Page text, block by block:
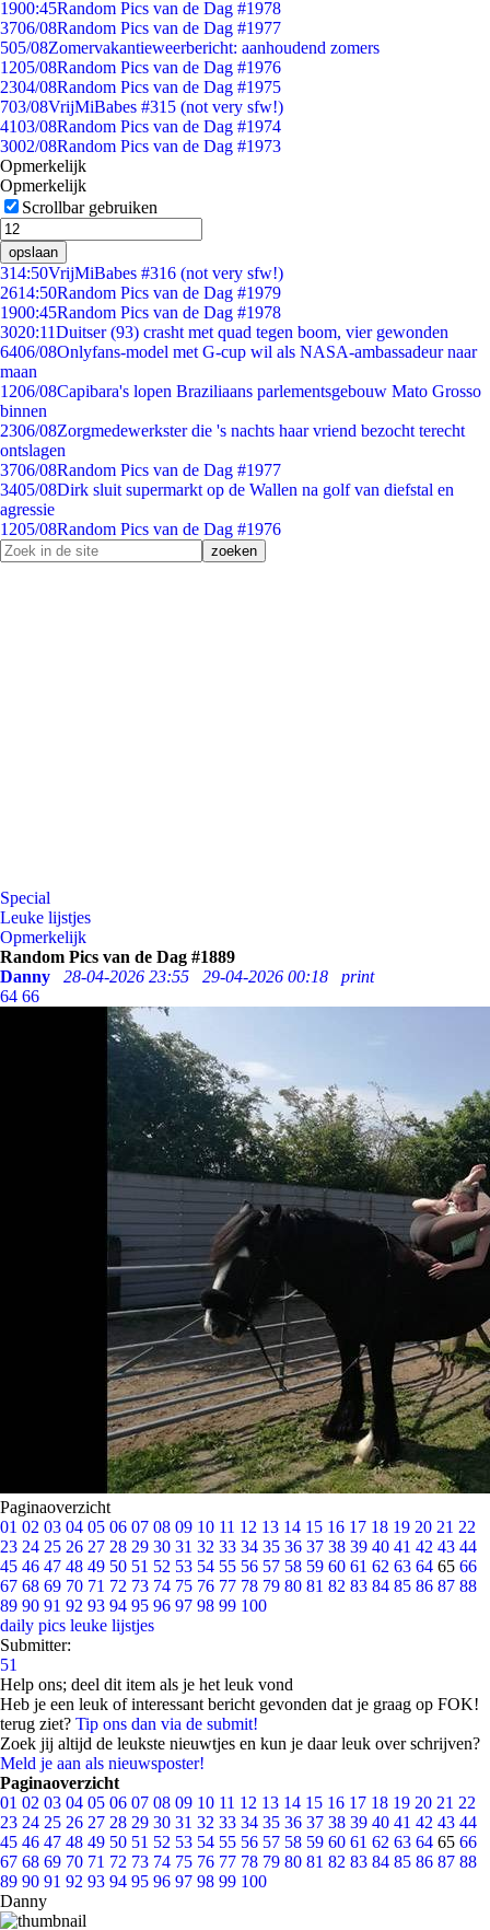
1900:45Random Pics van de Dag #1978
3706/08Random Pics van de Dag #1977
505/08Zomervakantieweerbericht: aanhoudend zomers
1205/08Random Pics van de Dag #1976
2304/08Random Pics van de Dag #1975
703/08VrijMiBabes #315 (not very sfw!)
4103/08Random Pics van de Dag #1974
3002/08Random Pics van de Dag #1973
Opmerkelijk
Opmerkelijk
Scrollbar gebruiken
opslaan
314:50VrijMiBabes #316 (not very sfw!)
2614:50Random Pics van de Dag #1979
1900:45Random Pics van de Dag #1978
3020:11Duitser (93) crasht met quad tegen boom, vier gewonden
6406/08Onlyfans-model met G-cup wil als NASA-ambassadeur naar
maan
1206/08Capibara's lopen Braziliaans parlementsgebouw Mato Grosso
binnen
2306/08Zorgmedewerkster die 's nachts haar vriend bezocht terecht
ontslagen
3706/08Random Pics van de Dag #1977
3405/08Dirk sluit supermarkt op de Wallen na golf van diefstal en
agressie
1205/08Random Pics van de Dag #1976
Special
Leuke lijstjes
Opmerkelijk
Random Pics van de Dag #1889
Danny
28-04-2026 23:55 29-04-2026 00:18
print
64 66
Paginaoverzicht
01 02 03 04 05 06 07 08 09 10 11 12 13 14 15 16 17 18 19 20 21 22
23 24 25 26 27 28 29 30 31 32 33 34 35 36 37 38 39 40 41 42 43 44
45 46 47 48 49 50 51 52 53 54 55 56 57 58 59 60 61 62 63 64 65 66
67 68 69 70 71 72 73 74 75 76 77 78 79 80 81 82 83 84 85 86 87 88
89 90 91 92 93 94 95 96 97 98 99 100
daily pics leuke lijstjes
Submitter:
51
Help ons; deel dit item als je het leuk vond
Heb je een leuk of interessant bericht gevonden dat je graag op FOK!
terug ziet? Tip ons dan via de submit!
Zoek jij altijd de leukste nieuwtjes en kun je daar leuk over schrijven?
Meld je aan als nieuwsposter!
Paginaoverzicht
01 02 03 04 05 06 07 08 09 10 11 12 13 14 15 16 17 18 19 20 21 22
23 24 25 26 27 28 29 30 31 32 33 34 35 36 37 38 39 40 41 42 43 44
45 46 47 48 49 50 51 52 53 54 55 56 57 58 59 60 61 62 63 64 65 66
67 68 69 70 71 72 73 74 75 76 77 78 79 80 81 82 83 84 85 86 87 88
89 90 91 92 93 94 95 96 97 98 99 100
Danny